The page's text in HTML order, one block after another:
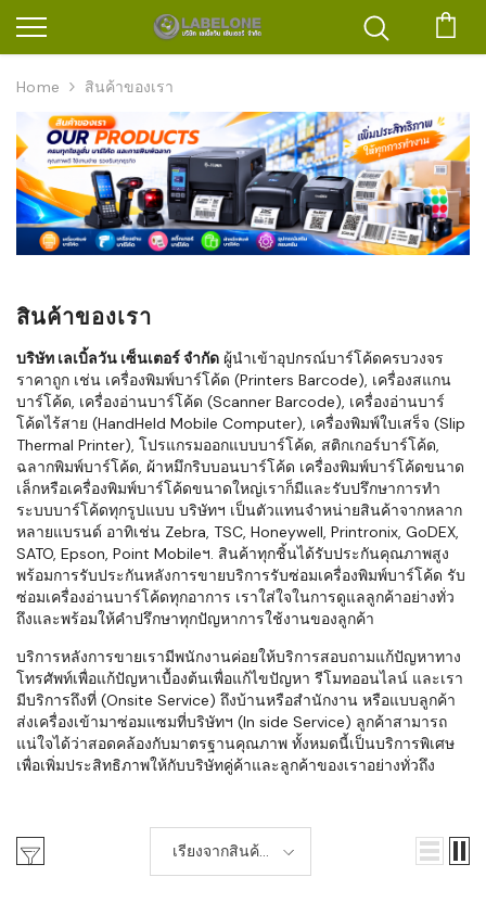
Home สินค้าของเรา
สินค้าของเรา
บริษัท เลเบิ้ลวัน เซ็นเตอร์ จำกัด ผู้นำเข้าอุปกรณ์บาร์โค้ดครบวงจร
ราคาถูก เช่น เครื่องพิมพ์บาร์โค้ด (Printers Barcode), เครื่องสแกน
บาร์โค้ด, เครื่องอ่านบาร์โค้ด (Scanner Barcode), เครื่องอ่านบาร์
โค้ดไร้สาย (HandHeld Mobile Computer), เครื่องพิมพ์ใบเสร็จ (Slip
Thermal Printer), โปรแกรมออกแบบบาร์โค้ด, สติกเกอร์บาร์โค้ด,
ฉลากพิมพ์บาร์โค้ด, ผ้าหมึกริบบอนบาร์โค้ด เครื่องพิมพ์บาร์โค้ดขนาด
เล็กหรือเครื่องพิมพ์บาร์โค้ดขนาดใหญ่เราก็มีและรับปรึกษาการทำ
ระบบบาร์โค้ดทุกรูปแบบ บริษัทฯ เป็นตัวแทนจำหน่ายสินค้าจากหลาก
หลายแบรนด์ อาทิเช่น Zebra, TSC, Honeywell, Printronix, GoDEX,
SATO, Epson, Point Mobileฯ. สินค้าทุกชิ้นได้รับประกันคุณภาพสูง
พร้อมการรับประกันหลังการขายบริการรับซ่อมเครื่องพิมพ์บาร์โค้ด รับ
ซ่อมเครื่องอ่านบาร์โค้ดทุกอาการ เราใส่ใจในการดูแลลูกค้าอย่างทั่ว
ถึงและพร้อมให้คำปรึกษาทุกปัญหาการใช้งานของลูกค้า
บริการหลังการขายเรามีพนักงานค่อยให้บริการสอบถามแก้ปัญหาทาง
โทรศัพท์เพื่อแก้ปัญหาเบื้องต้นเพื่อแก้ไขปัญหา รีโมทออนไลน์ และเรา
มีบริการถึงที่ (Onsite Service) ถึงบ้านหรือสำนักงาน หรือแบบลูกค้า
ส่งเครื่องเข้ามาซ่อมแซมที่บริษัทฯ (In side Service) ลูกค้าสามารถ
แน่ใจได้ว่าสอดคล้องกับมาตรฐานคุณภาพ ทั้งหมดนี้เป็นบริการพิเศษ
เพื่อเพิ่มประสิทธิภาพให้กับบริษัทคู่ค้าและลูกค้าของเราอย่างทั่วถึง
เรียงจากสินค้า
ใหม่-เก่า